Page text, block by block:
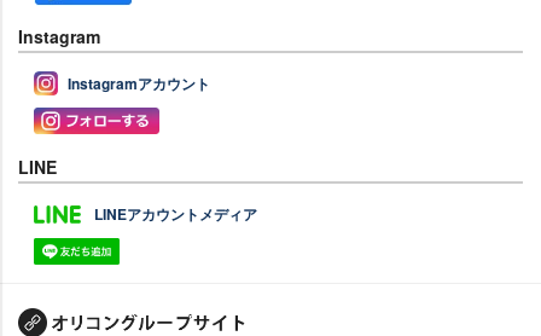
Instagram
Instagramアカウント
LINE
LINEアカウントメディア